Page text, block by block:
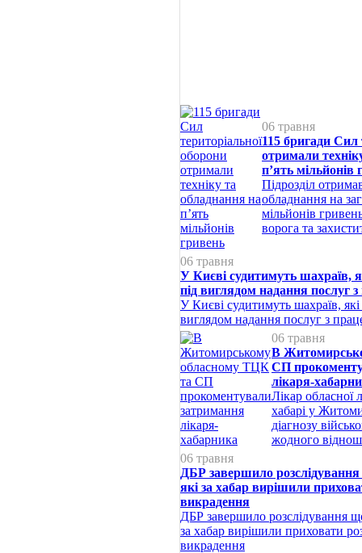
06 травня
115 бригади Сил
отримали
п’ять мільйонів
Підрозділ
обладнання на
мільйонів
ворога та
06 травня
У Києві судитимуть шахраїв,
під виглядом надання послуг
У Києві судитимуть шахраїв,
виглядом надання послуг з
06 травня
В
СП
лікаря-
Лікар обласної
хабарі у
діагнозу
жодного
06 травня
ДБР завершило
які за хабар вирішили
викрадення
ДБР завершило розслідування
за хабар вирішили приховати
викрадення